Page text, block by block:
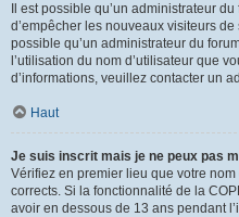
Il est possible qu’un administrateur
d’empêcher les nouveaux visiteurs
possible qu’un administrateur du
l’utilisation du nom d’utilisateur que
d’informations, veuillez contacter un
Haut
Je suis inscrit mais je ne peux pas
Vérifiez en premier lieu que votre
corrects. Si la fonctionnalité de la
avoir en dessous de 13 ans pendant